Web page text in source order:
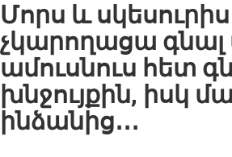
Մորս և սկեսուրիս
չկարողացա գնալ
ամուսնուս հետ
խնջույքին, իսկ
ինձանից․․․